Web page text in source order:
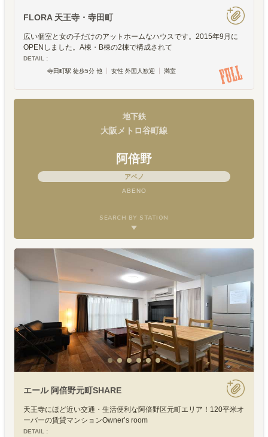
FLORA 天王寺・寺田町
広い個室と女の子だけのアットホームなハウスです。2015年9月に
OPENしました。A棟・B棟の2棟で構成されて
DETAIL :
寺田町駅 徒歩5分 他
女性 外国人歓迎 満室
地下鉄
大阪メトロ谷町線
阿倍野
アベノ
ABENO
SEARCH BY STATION
エール 阿倍野元町SHARE
天王寺にほど近い交通・生活便利な阿倍野区元町エリア！120平米オ
ーバーの賃貸マンションOwner’s room
DETAIL :